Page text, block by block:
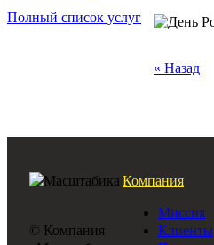
Полный список услуг
« Назад
© Компания
Компания
Миссия
Клиенты